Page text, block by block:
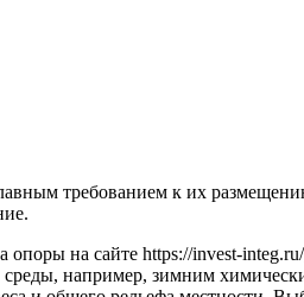
требованием к их
на сайте https://invest-
например, зимним